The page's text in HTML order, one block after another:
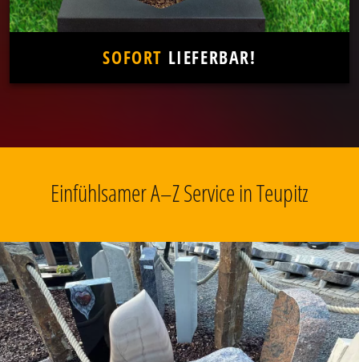
SOFORT LIEFERBAR!
Einfühlsamer A–Z Service in Teupitz